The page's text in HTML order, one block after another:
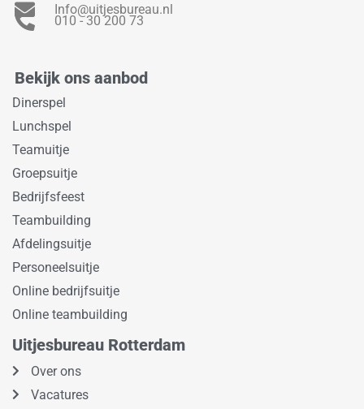
Info@uitjesbureau.nl
010 - 30 200 73
Bekijk ons aanbod
Dinerspel
Lunchspel
Teamuitje
Groepsuitje
Bedrijfsfeest
Teambuilding
Afdelingsuitje
Personeelsuitje
Online bedrijfsuitje
Online teambuilding
Uitjesbureau Rotterdam
Over ons
Vacatures